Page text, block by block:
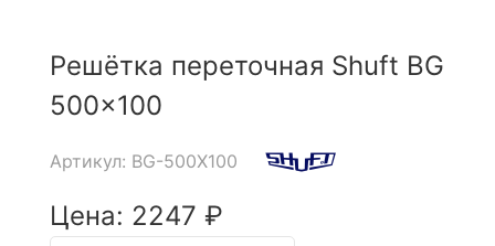
Решётка переточная Shuft BG
500x100
Артикул: BG-500X100
Цена: 2247 ₽